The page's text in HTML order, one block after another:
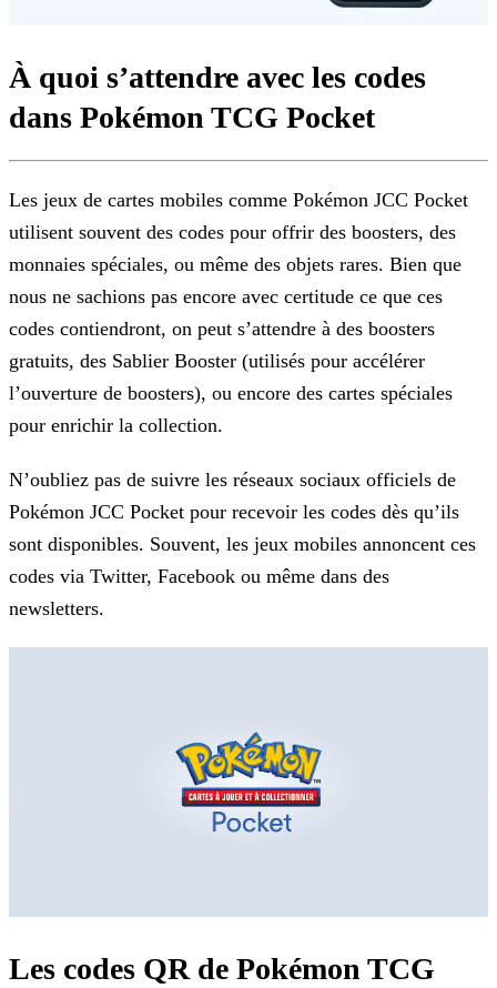
À quoi s’attendre avec les codes
dans Pokémon TCG Pocket
Les jeux de cartes mobiles comme Pokémon JCC Pocket
utilisent souvent des codes pour offrir des boosters, des
monnaies spéciales, ou même des objets rares. Bien que
nous ne sachions pas encore avec certitude ce que ces
codes contiendront, on peut s’attendre à des boosters
gratuits, des Sablier Booster (utilisés pour accélérer
l’ouverture de boosters), ou encore des cartes spéciales
pour enrichir la collection.
N’oubliez pas de suivre les réseaux sociaux officiels de
Pokémon JCC Pocket pour recevoir les codes dès qu’ils
sont disponibles. Souvent, les jeux mobiles annoncent ces
codes via Twitter, Facebook ou même dans des
newsletters.
Les codes QR de Pokémon TCG